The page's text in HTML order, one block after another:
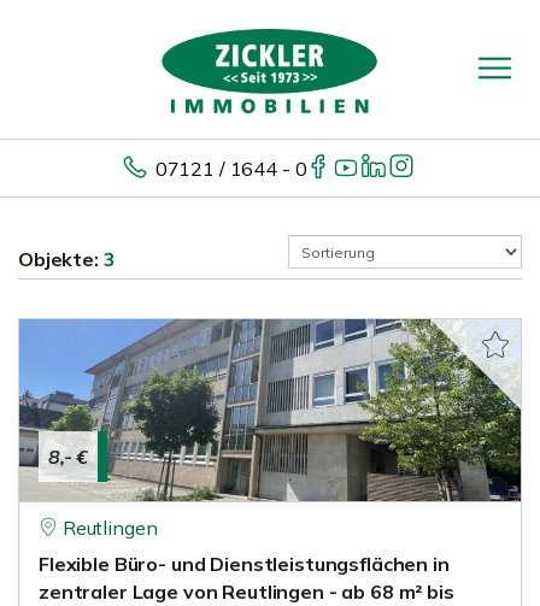
07121 / 1644 - 0
Objekte: 3
8,- €
Reutlingen
Flexible Büro- und Dienstleistungsflächen in
zentraler Lage von Reutlingen - ab 68 m² bis